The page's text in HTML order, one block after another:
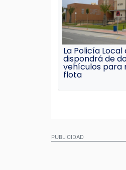
La Policía
dispondrá de
vehículos para
flota
PUBLICIDAD